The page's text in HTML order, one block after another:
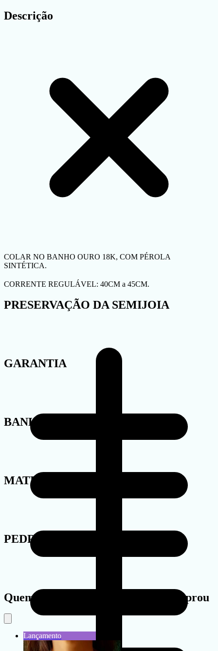
Descrição
COLAR NO BANHO OURO 18K, COM PÉROLA
SINTÉTICA.
CORRENTE REGULÁVEL: 40CM a 45CM.
PRESERVAÇÃO DA SEMIJOIA
GARANTIA
BANHO
MATERIAL
PEDRA
Quem viu este produto também comprou